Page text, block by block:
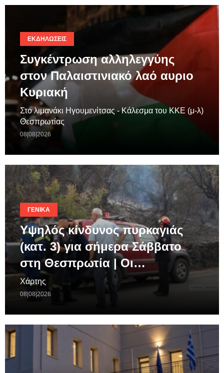
ΕΚΔΗΛΏΣΕΙΣ
Συγκέντρωση αλληλεγγύης
στον Παλαιστινιακό λαό αυριο
Κυριακή
Στο λιμανάκι Ηγουμενίτσας - Κάλεσμα του ΚΚΕ (μ-λ)
Θεσπρωτίας
08|08|2026
ΓΕΝΙΚΆ
Υψηλός κίνδυνος πυρκαγιάς
(κατ. 3) για σήμερα Σάββατο
στη Θεσπρωτία | Οι…
Χάρτης
08|08|2026